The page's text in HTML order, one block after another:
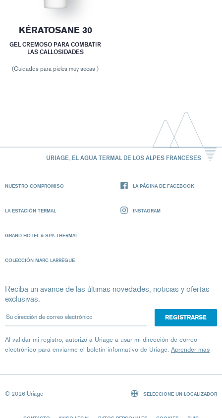
KÉRATOSANE 30
GEL CREMOSO PARA COMBATIR
LAS CALLOSIDADES
(Cuidados para pieles muy secas )
URIAGE, EL AGUA TERMAL DE LOS ALPES FRANCESES
NUESTRO COMPROMISO
LA ESTACIÓN TERMAL
GRAND HOTEL & SPA THERMAL
COLECCIÓN MARC LARRÈGUE
LA PÁGINA DE FACEBOOK
INSTAGRAM
Reciba un avance de las últimas novedades, noticias y ofertas
exclusivas.
Su dirección de correo electrónico
Al validar mi registro, autorizo ​​a Uriage a usar mi dirección de correo
electrónico para enviarme el boletín informativo de Uriage. Aprender mas
© 2026 Uriage SELECCIONE UN LOCALIZADOR